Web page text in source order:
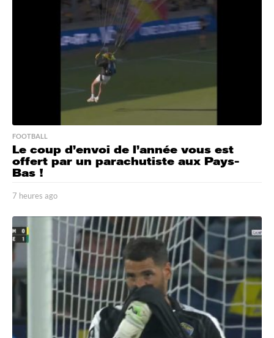
FOOTBALL
Le coup d’envoi de l’année vous est
offert par un parachutiste aux Pays-
Bas !
7 heures ago
e
r
a
g